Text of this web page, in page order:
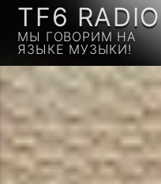
TF6 RADIO
МЫ ГОВОРИМ НА
ЯЗЫКЕ МУЗЫКИ!